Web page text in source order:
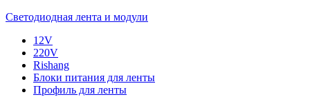
Светодиодная лента и модули
12V
220V
Rishang
Блоки питания для ленты
Профиль для ленты